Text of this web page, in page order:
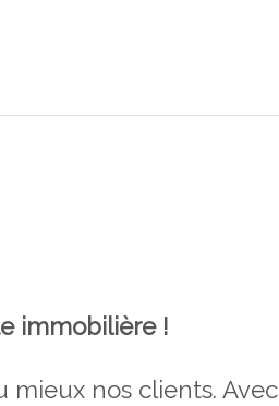
immobilière !
nos clients.